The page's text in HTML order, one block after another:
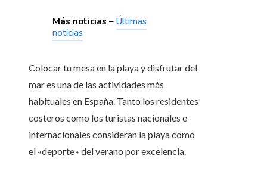
Más noticias – Últimas
noticias
Colocar tu mesa en la playa y disfrutar del
mar es una de las actividades más
habituales en España. Tanto los residentes
costeros como los turistas nacionales e
internacionales consideran la playa como
el «deporte» del verano por excelencia.